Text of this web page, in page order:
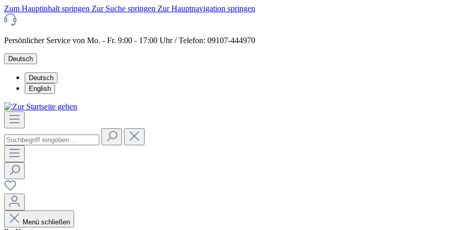
Zum Hauptinhalt springen Zur Suche springen Zur Hauptnavigation springen
Persönlicher Service von Mo. - Fr. 9:00 - 17:00 Uhr / Telefon: 09107-444970
Deutsch
Deutsch
English
Menü schließen